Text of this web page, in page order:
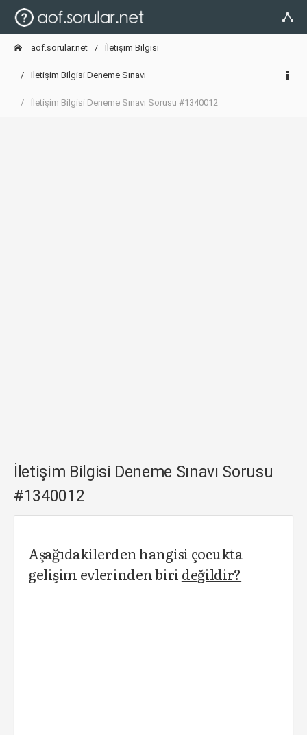
aof.sorular.net İletişim Bilgisi
İletişim Bilgisi Deneme Sınavı
İletişim Bilgisi Deneme Sınavı Sorusu #1340012
İletişim Bilgisi Deneme Sınavı Sorusu
#1340012
Aşağıdakilerden hangisi çocukta
gelişim evlerinden biri değildir?